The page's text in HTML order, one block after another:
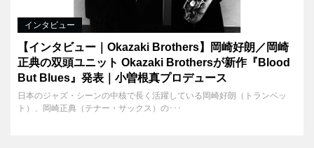
インタビュー
【インタビュー｜Okazaki Brothers】岡崎好朗／岡崎
正典の双頭ユニット Okazaki Brothersが新作『Blood
But Blues』発表｜小曽根真プロデュース
日本のジャズ・シーンの中核で長く活躍している岡崎好朗（トランペッ
ト）、岡崎正典（テナー・サックス）の･･･